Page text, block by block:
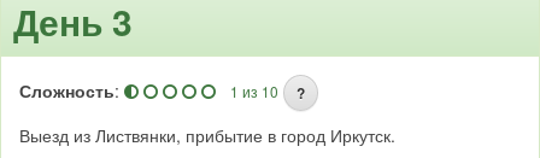
День 3
Сложность: 1 из 10 ?
Выезд из Листвянки, прибытие в город Иркутск.